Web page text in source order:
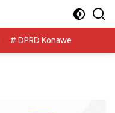
# DPRD Konawe